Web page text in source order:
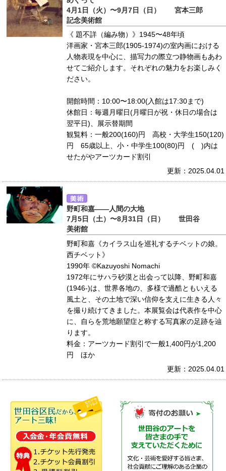
4月1日（火）〜9月7日（日） 宮本三郎
記念美術館
《 題不詳（編み物）》1945〜48年頃
洋画家・宮本三郎(1905-1974)の室内画における
人物表現を中心に、描写力の際立つ静物画もあわ
せてご紹介します。それぞれの魅力をお楽しみく
ださい。
開館時間：10:00〜18:00(入館は17:30まで)
休館日：毎週月曜日(月曜日が祝・休日の場合は
翌平日)、展示替期間
観覧料：一般200(160)円 高校・大学生150(120)
円 65歳以上、小・中学生100(80)円 ( )内は
せたがやアーツカード割引
更新：2025.04.01
野町和嘉――人間の大地
7月5日（土）〜8月31日（日） 世田谷
美術館
野町和嘉《カイラス山を巡礼するチベットの娘。
西チベット》
1990年 ©Kazuyoshi Nomachi
1972年にサハラ砂漠と出会って以降、野町和嘉
(1946-)は、世界各地の、多様で過酷ともいえる
風土と、その土地で深い信仰を支えに生きる人々
を撮り続けてきました。本展覧会は代表作を中心
に、自らを荒地願望症と称する写真家の足跡を辿
ります。
料金：アーツカード割引で一般1,400円が1,200
円 ほか
更新：2025.04.01